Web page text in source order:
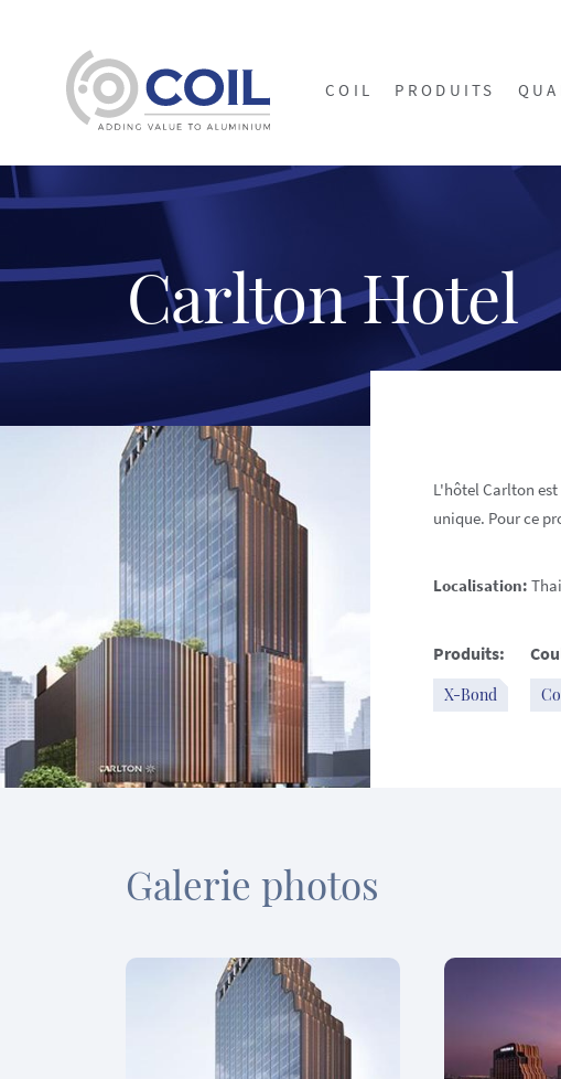
COIL PRODUITS
Carlton Hotel
L'hôtel Carlton
unique. Pour ce
Localisation:
Produits:
X-Bond
Galerie photos